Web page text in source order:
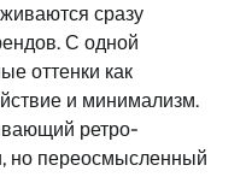
сразу
С одной
оттенки как
и минимализм.
ретро-
но переосмысленный